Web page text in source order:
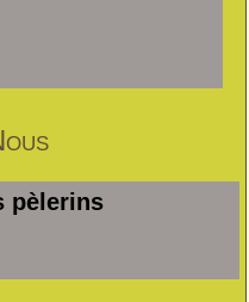
pèlerins